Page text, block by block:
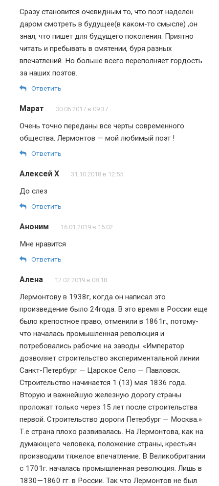
Сразу становится очевидным то, что поэт наделен
даром смотреть в будущее(в каком-то смысле) ,он
знал, что пишет для будущего поколения. Приятно
читать и пребывать в смятении, буря разных
впечатлений. Но больше всего переполняет гордость
за наших поэтов.
Ответить
Марат 30.06.2017 в 09:37
Очень точно переданы все черты современного
общества. Лермонтов — мой любимый поэт !
Ответить
Алексей Х 31.10.2018 в 12:55
До слез
Ответить
Аноним 16.01.2019 в 15:02
Мне нравится
Ответить
Алена 12.02.2019 в 08:18
Лермонтову в 1938г, когда он написал это
произведение было 24года. В это время в России еще
было крепостное право, отменили в 1861г., потому-
что началась промышленная революция и
потребовались рабочие на заводы. «Император
дозволяет строительство экспериментальной линии
Санкт-Петербург — Царское Село — Павловск.
Строительство начинается 1 (13) мая 1836 года.
Вторую и важнейшую железную дорогу страны
проложат только через 15 лет после строительства
первой. Строительство дороги Петербург — Москва.»
Т.е страна плохо развивалась. На Лермонтова, как на
думающего человека, положение страны, крестьян
производили тяжелое впечатление. В Великобритании
с 1701г. началась промышленная революция. Лишь в
1830—1860 гг. в России. Так что Лермонтов не был